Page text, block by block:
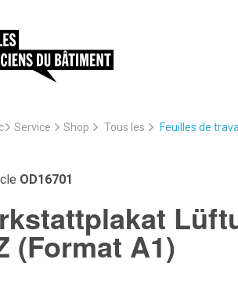
Service Shop Tous les Feuilles de
OD16701
(Format A1)